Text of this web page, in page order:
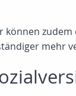
mehr